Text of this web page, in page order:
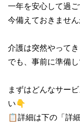
一年を安心して過ご
今備えておきませ
介護は突然やってき
でも、事前に準備
まずはどんなサー
い👇
📋詳細は下の「詳